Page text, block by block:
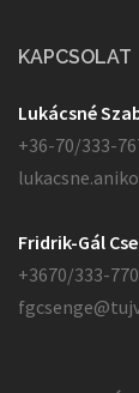
KAPCSOLAT
Lukácsné
+36-70/333-
Fridrik-Gál
+3670/333-